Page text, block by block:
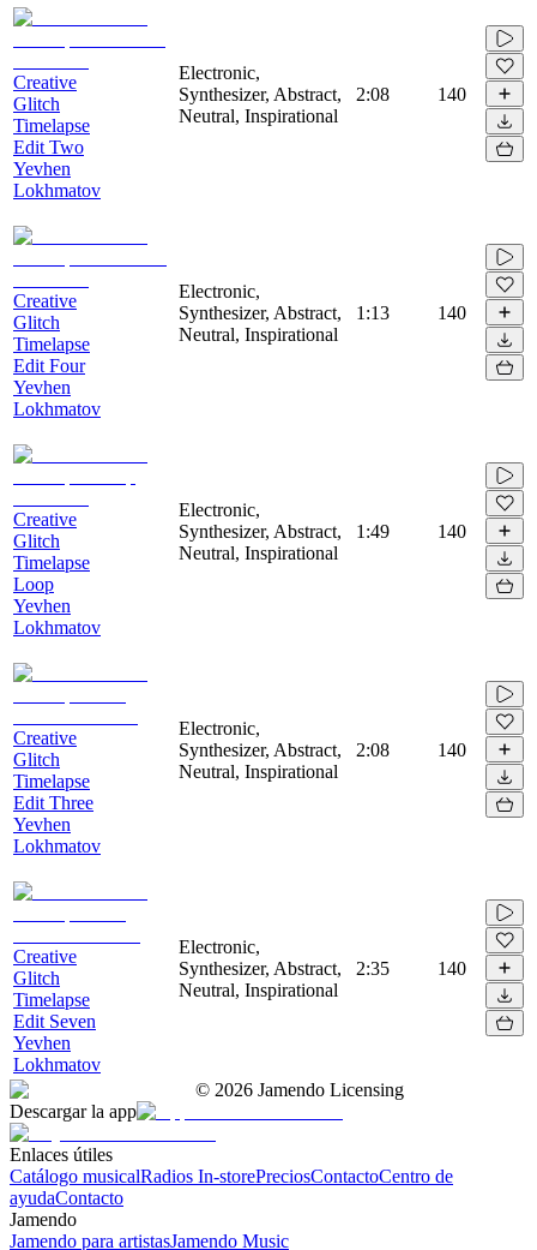
Creative
Glitch
Timelapse
Edit Two
Yevhen
Lokhmatov
Electronic,
Synthesizer, Abstract,
Neutral, Inspirational
2:08 140
Creative
Glitch
Timelapse
Edit Four
Yevhen
Lokhmatov
Electronic,
Synthesizer, Abstract,
Neutral, Inspirational
1:13 140
Creative
Glitch
Timelapse
Loop
Yevhen
Lokhmatov
Electronic,
Synthesizer, Abstract,
Neutral, Inspirational
1:49 140
Creative
Glitch
Timelapse
Edit Three
Yevhen
Lokhmatov
Electronic,
Synthesizer, Abstract,
Neutral, Inspirational
2:08 140
Creative
Glitch
Timelapse
Edit Seven
Yevhen
Lokhmatov
Electronic,
Synthesizer, Abstract,
Neutral, Inspirational
2:35 140
© 2026 Jamendo Licensing
Descargar la app
Enlaces útiles
Catálogo musicalRadios In-storePreciosContactoCentro de
ayudaContacto
Jamendo
Jamendo para artistasJamendo Music